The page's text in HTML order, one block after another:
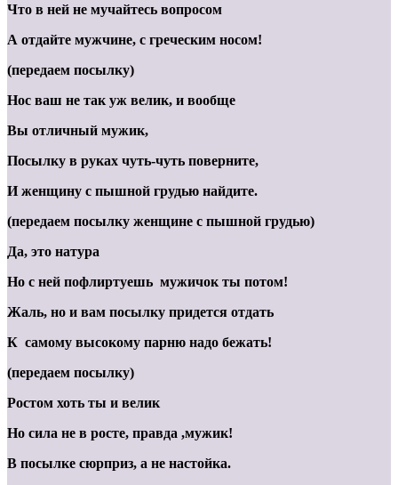
Что в ней не мучайтесь вопросом
А отдайте мужчине, с греческим носом!
(передаем посылку)
Нос ваш не так уж велик, и вообще
Вы отличный мужик,
Посылку в руках чуть-чуть поверните,
И женщину с пышной грудью найдите.
(передаем посылку женщине с пышной грудью)
Да, это натура
Но с ней пофлиртуешь мужичок ты потом!
Жаль, но и вам посылку придется отдать
К самому высокому парню надо бежать!
(передаем посылку)
Ростом хоть ты и велик
Но сила не в росте, правда ,мужик!
В посылке сюрприз, а не настойка.